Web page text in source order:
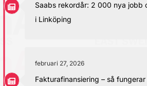
Saabs rekordår: 2 000 nya jobb
i Linköping
februari 27, 2026
Fakturafinansiering – så